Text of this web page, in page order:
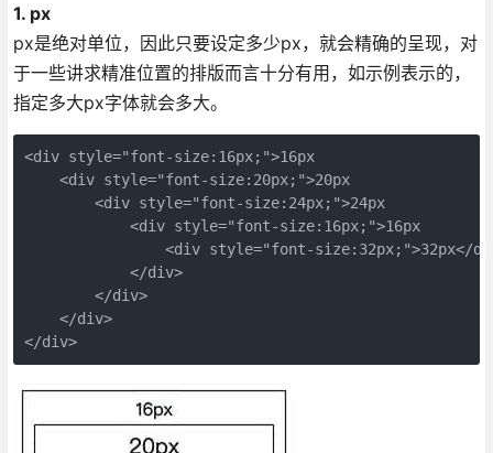
1. px
px是绝对单位，因此只要设定多少px，就会精确的呈现，对
于一些讲求精准位置的排版而言十分有用，如示例表示的，
指定多大px字体就会多大。
<div style="font-size:16px;">16px
    <div style="font-size:20px;">20px
        <div style="font-size:24px;">24px
            <div style="font-size:16px;">16px
<div style="font-size:32px;">32px</
            </div>
        </div>
    </div>
</div>